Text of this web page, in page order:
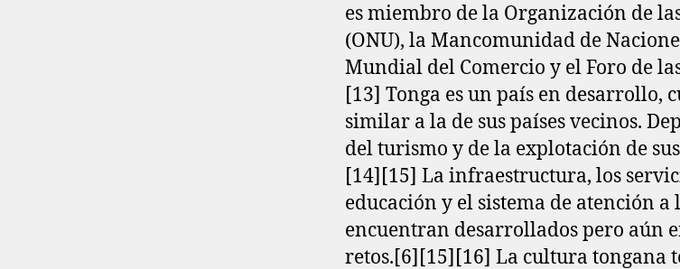
es miembro de la Organización de
(ONU), la Mancomunidad de
Mundial del Comercio y el Foro de
[13]​ Tonga es un país en desarrollo,
similar a la de sus países vecinos.
del turismo y de la explotación de
[14]​[15]​ La infraestructura, los
educación y el sistema de atención a
encuentran desarrollados pero aún
retos.[6]​[15]​[16]​ La cultura tongana